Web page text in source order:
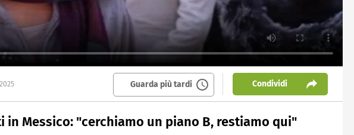
Guarda più tardi Condividi
in Messico: "cerchiamo un piano B, restiamo qui"